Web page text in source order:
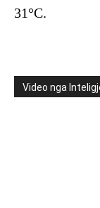
31°C.
Video nga